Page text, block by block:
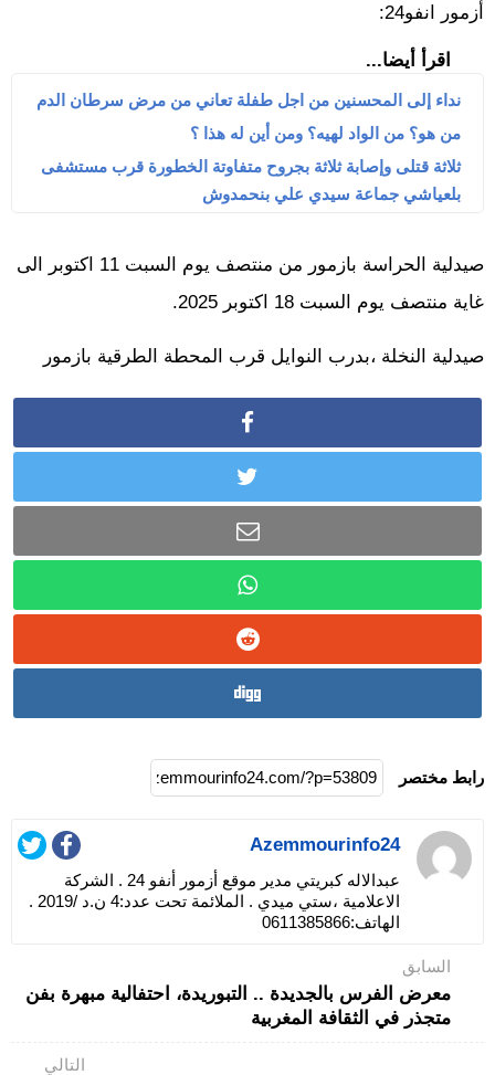
أزمور انفو24:
اقرأ أيضا...
نداء إلى المحسنين من اجل طفلة تعاني من مرض سرطان الدم
من هو؟ من الواد لهيه؟ ومن أين له هذا ؟
ثلاثة قتلى وإصابة ثلاثة بجروح متفاوتة الخطورة قرب مستشفى
بلعياشي جماعة سيدي علي بنحمدوش
صيدلية الحراسة بازمور من منتصف يوم السبت 11 اكتوبر الى
غاية منتصف يوم السبت 18 اكتوبر 2025.
صيدلية النخلة ،بدرب النوايل قرب المحطة الطرقية بازمور
رابط مختصر
Azemmourinfo24
عبدالاله كبريتي مدير موقع أزمور أنفو 24 . الشركة
الاعلامية ،ستي ميدي . الملائمة تحت عدد:4 ن.د /2019 .
الهاتف:0611385866
السابق
معرض الفرس بالجديدة .. التبوريدة، احتفالية مبهرة بفن
متجذر في الثقافة المغربية
التالي